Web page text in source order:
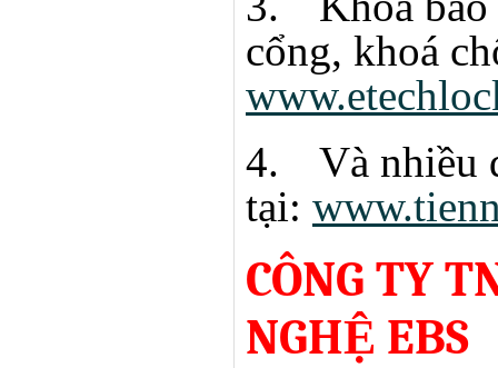
cổng, khoá
4.
Và nhiều
tại:
CÔNG TY
NGHỆ EBS